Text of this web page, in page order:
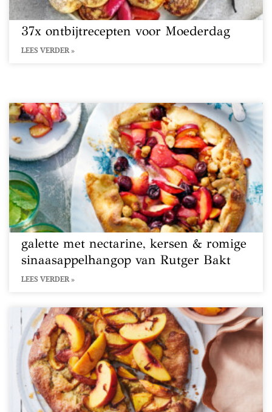
37x ontbijtrecepten voor Moederdag
LEES VERDER »
galette met nectarine, kersen & romige
sinaasappelhangop van Rutger Bakt
LEES VERDER »